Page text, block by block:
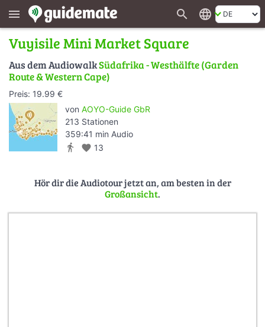
menu search language
Vuyisile Mini Market Square
Aus dem AudiowalkSüdafrika - Westhälfte (Garden
Route & Western Cape)
Preis: 19.99 €
von AOYO-Guide GbR
213 Stationen
359:41 min Audio
directions_walk favorite 13
Hör dir die Audiotour jetzt an, am besten in der
Großansicht.